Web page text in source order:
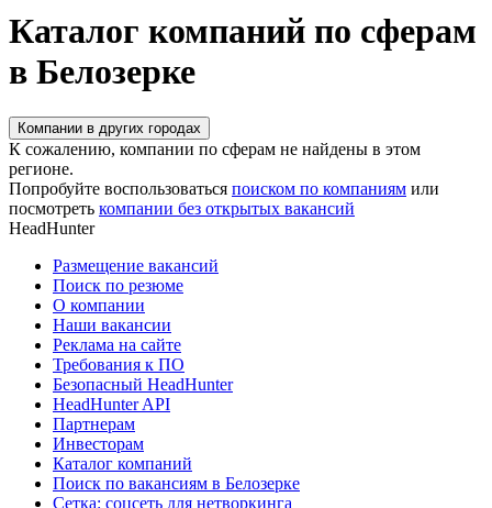
Каталог компаний по сферам
в Белозерке
Компании в других городах
К сожалению, компании по сферам не найдены в этом
регионе.
Попробуйте воспользоваться поиском по компаниям или
посмотреть компании без открытых вакансий
HeadHunter
Размещение вакансий
Поиск по резюме
О компании
Наши вакансии
Реклама на сайте
Требования к ПО
Безопасный HeadHunter
HeadHunter API
Партнерам
Инвесторам
Каталог компаний
Поиск по вакансиям в Белозерке
Сетка: соцсеть для нетворкинга